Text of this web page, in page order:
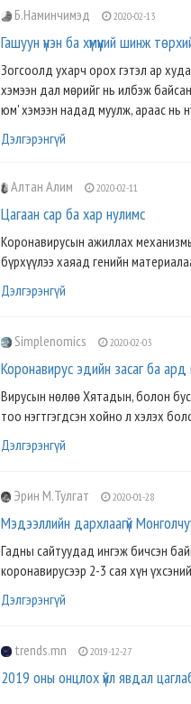
Б.Наминчимэд 2020-02-13
Гашуун үнэн ба хүмүүний шинж
Зогсоолд ухарч орох гэтэл ар
хэмээн дал мөрийг нь илбэж
юм' хэмээн надад муулж, араас нь
Дэлгэрэнгүй
Алтан Алим 2020-02-11
Цагаан сар ба хар нулимс
Коронавирусын ажиллах
бүрхүүлээ хаяад генийн
Дэлгэрэнгүй
Simplenomics 2020-02-03
Коронавирус эдийн засаг ба ард
Вирусын нөлөө Хятадын, болон
тоо нэгтгэгдсэн хойно л хэлэх
Дэлгэрэнгүй
Эрин М.Тулгат 2020-01-28
Мэдээллийн дархлаагүй
Гадны сайтуудад ингэж бичсэн
коронавирусээр 2-3 сая хүн
Дэлгэрэнгүй
trends.mn 2019-12-27
2019 оны онцлох үйл явдал